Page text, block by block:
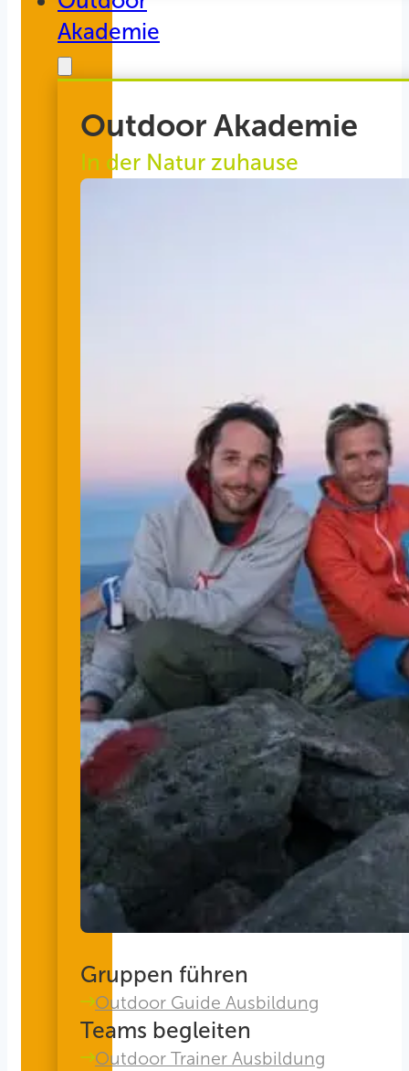
Akademie
Outdoor Akademie
In der Natur zuhause
Gruppen führen
Outdoor Guide Ausbildung
Teams begleiten
Outdoor Trainer Ausbildung